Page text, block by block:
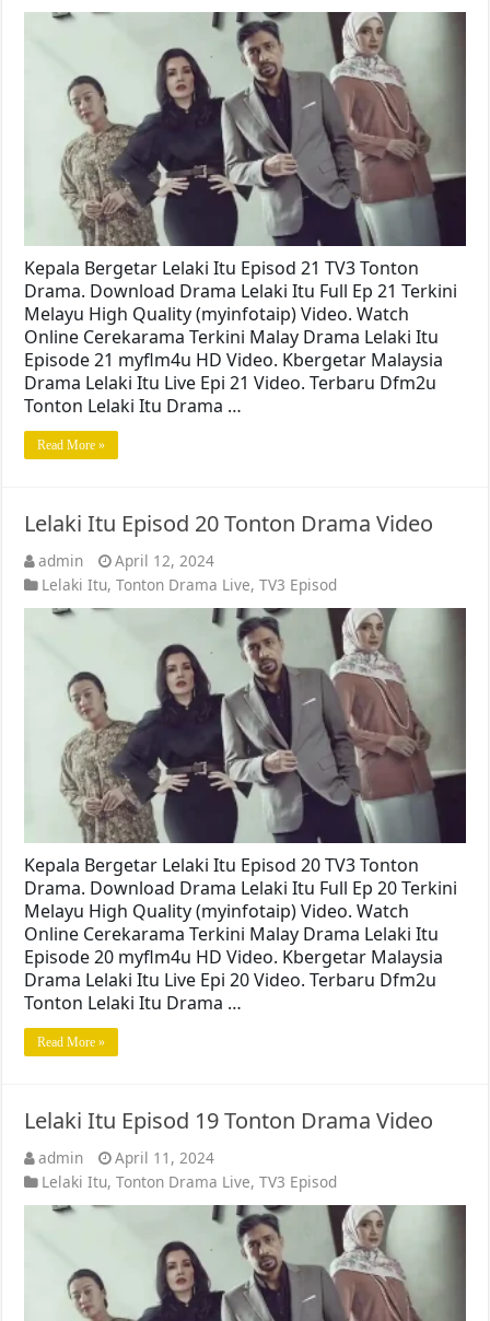
Kepala Bergetar Lelaki Itu Episod 21 TV3 Tonton
Drama. Download Drama Lelaki Itu Full Ep 21 Terkini
Melayu High Quality (myinfotaip) Video. Watch
Online Cerekarama Terkini Malay Drama Lelaki Itu
Episode 21 myflm4u HD Video. Kbergetar Malaysia
Drama Lelaki Itu Live Epi 21 Video. Terbaru Dfm2u
Tonton Lelaki Itu Drama …
Read More »
Lelaki Itu Episod 20 Tonton Drama Video
admin
April 12, 2024
Lelaki Itu,Tonton Drama Live,TV3 Episod
Kepala Bergetar Lelaki Itu Episod 20 TV3 Tonton
Drama. Download Drama Lelaki Itu Full Ep 20 Terkini
Melayu High Quality (myinfotaip) Video. Watch
Online Cerekarama Terkini Malay Drama Lelaki Itu
Episode 20 myflm4u HD Video. Kbergetar Malaysia
Drama Lelaki Itu Live Epi 20 Video. Terbaru Dfm2u
Tonton Lelaki Itu Drama …
Read More »
Lelaki Itu Episod 19 Tonton Drama Video
admin
April 11, 2024
Lelaki Itu,Tonton Drama Live,TV3 Episod